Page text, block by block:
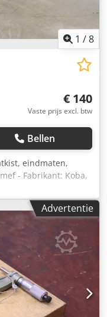
1 /8
€ 140
Vaste prijs excl. btw
Bellen
eindmaten,
- Fabrikant: Koba,
Type: 100-200 -
1,3 kg
Advertentie